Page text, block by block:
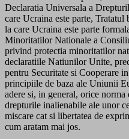
Declaratia Universala a
care Ucraina este parte,
la care Ucraina este parte
Minoritatilor Nationale a
privind protectia minoritatilor
declaratiile Natiunilor Unite,
pentru Securitate si Cooperare
principiile de baza ale Uniunii
adere si, in general, orice
drepturile inalienabile ale unor
miscare cat si libertatea de
cum aratam mai jos.